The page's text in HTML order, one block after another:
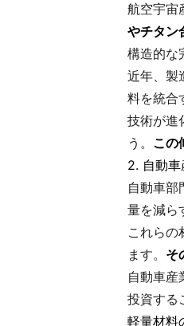
航空宇宙
やチタン
構造的な
近年、製
料を統合
技術が進
う。 この
2. 自動車
自動車部
量を減ら
これらの
ます。 そ
自動車産
投資する
軽量材料